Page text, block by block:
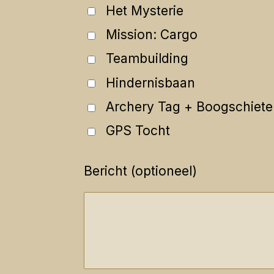
Het Mysterie
Mission: Cargo
Teambuilding
Hindernisbaan
Archery Tag +
GPS Tocht
Bericht (optioneel)